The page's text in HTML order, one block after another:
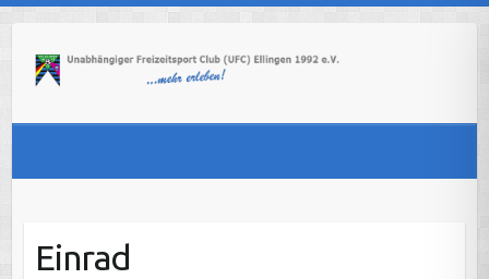
content
Einrad